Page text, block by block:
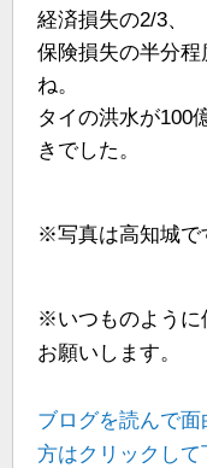
経済損失の2/3、
保険損失の半分
ね。
タイの洪水が100
きでした。
※写真は高知城で
※いつものように
お願いします。
ブログを読んで
方はクリックして